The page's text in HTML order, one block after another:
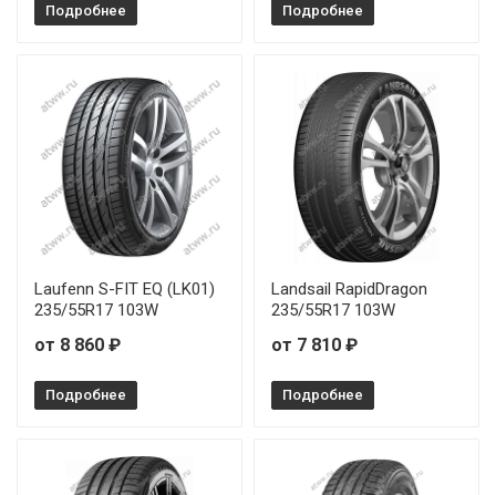
Подробнее Подробнее
Laufenn S-FIT EQ (LK01)
235/55R17 103W
от 8 860 ₽
Подробнее
Landsail RapidDragon
235/55R17 103W
от 7 810 ₽
Подробнее